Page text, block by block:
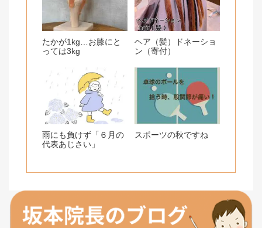
たかが1kg…お膝にと
っては3kg
ヘア（髪）ドネーショ
ン（寄付）
雨にも負けず「６月の
代表あじさい」
スポーツの秋ですね